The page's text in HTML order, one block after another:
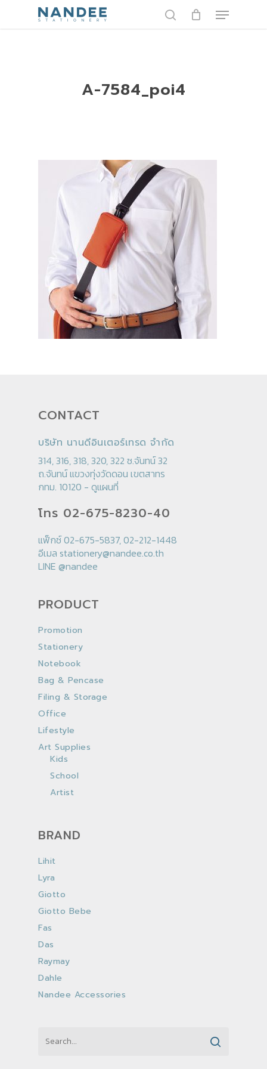
Menu
A-7584_poi4
CONTACT
บริษัท นานดีอินเตอร์เทรด จำกัด
314, 316, 318, 320, 322 ซ.จันทน์ 32
ถ.จันทน์ แขวงทุ่งวัดดอน เขตสาทร
กทม. 10120 - ดูแผนที่
โทร 02-675-8230-40
แฟ็กซ์ 02-675-5837, 02-212-1448
อีเมล stationery@nandee.co.th
LINE @nandee
PRODUCT
Promotion
Stationery
Notebook
Bag & Pencase
Filing & Storage
Office
Lifestyle
Art Supplies
Kids
School
Artist
BRAND
Lihit
Lyra
Giotto
Giotto Bebe
Fas
Das
Raymay
Dahle
Nandee Accessories